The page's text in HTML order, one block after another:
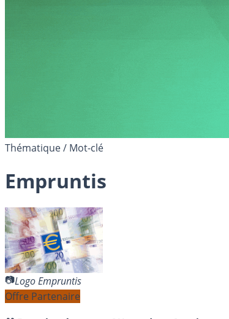
Thématique / Mot-clé
Empruntis
Logo Empruntis
Offre Partenaire